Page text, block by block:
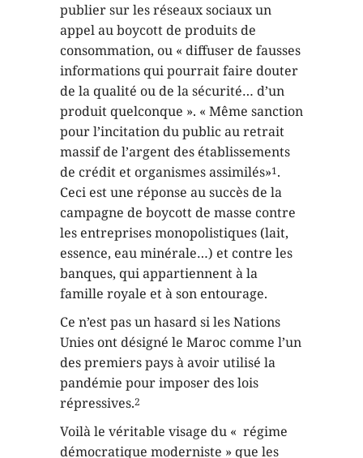
publier sur les réseaux sociaux un
appel au boycott de produits de
consommation, ou « diffuser de fausses
informations qui pourrait faire douter
de la qualité ou de la sécurité… d’un
produit quelconque ». « Même sanction
pour l’incitation du public au retrait
massif de l’argent des établissements
de crédit et organismes assimilés»1.
Ceci est une réponse au succès de la
campagne de boycott de masse contre
les entreprises monopolistiques (lait,
essence, eau minérale…) et contre les
banques, qui appartiennent à la
famille royale et à son entourage.
Ce n’est pas un hasard si les Nations
Unies ont désigné le Maroc comme l’un
des premiers pays à avoir utilisé la
pandémie pour imposer des lois
répressives.2
Voilà le véritable visage du « régime
démocratique moderniste » que les